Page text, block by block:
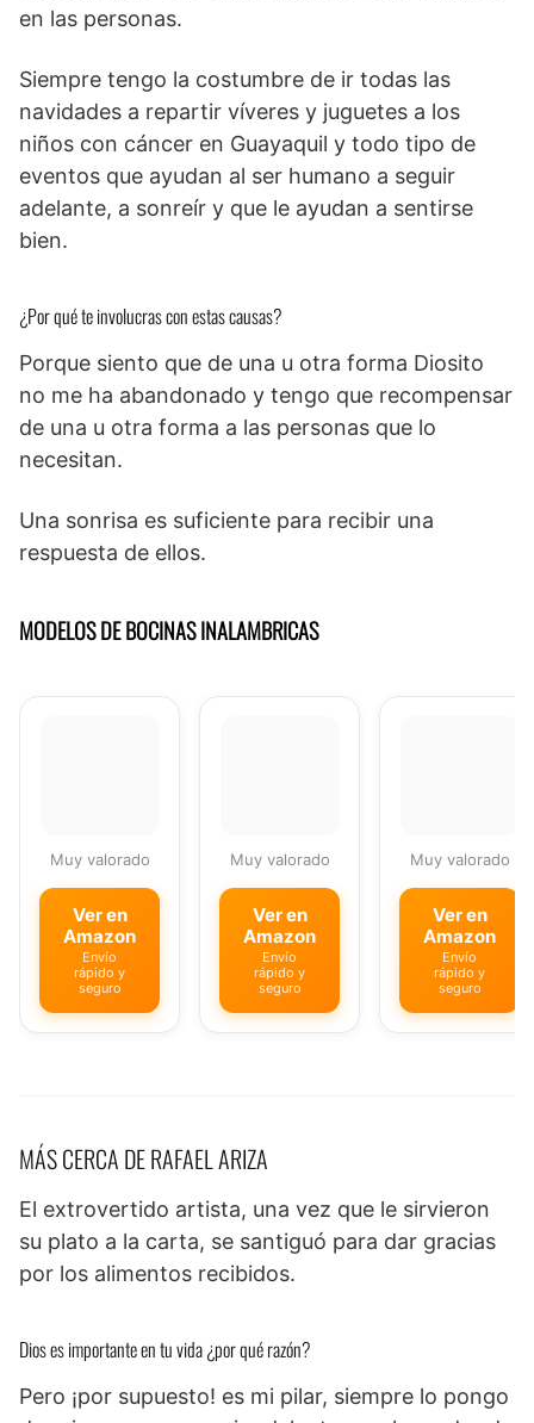
en las personas.
Siempre tengo la costumbre de ir todas las
navidades a repartir víveres y juguetes a los
niños con cáncer en Guayaquil y todo tipo de
eventos que ayudan al ser humano a seguir
adelante, a sonreír y que le ayudan a sentirse
bien.
¿Por qué te involucras con estas causas?
Porque siento que de una u otra forma Diosito
no me ha abandonado y tengo que recompensar
de una u otra forma a las personas que lo
necesitan.
Una sonrisa es suficiente para recibir una
respuesta de ellos.
MODELOS DE BOCINAS INALAMBRICAS
Muy valorado
Ver en
Amazon
Envío
rápido y
seguro
Muy valorado
Ver en
Amazon
Envío
rápido y
seguro
Muy valorado
Ver en
Amazon
Envío
rápido y
seguro
MÁS CERCA DE RAFAEL ARIZA
El extrovertido artista, una vez que le sirvieron
su plato a la carta, se santiguó para dar gracias
por los alimentos recibidos.
Dios es importante en tu vida ¿por qué razón?
Pero ¡por supuesto! es mi pilar, siempre lo pongo